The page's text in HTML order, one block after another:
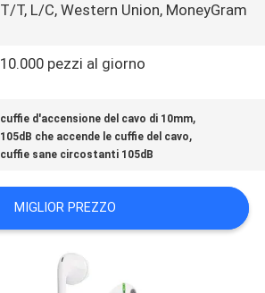
T/T, L/C, Western Union, MoneyGram
10.000 pezzi al giorno
cuffie d'accensione del cavo di 10mm,
105dB che accende le cuffie del cavo,
cuffie sane circostanti 105dB
MIGLIOR PREZZO